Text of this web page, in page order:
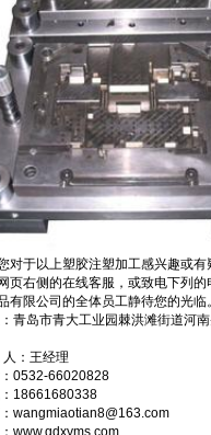
于以上塑胶注塑加工感兴趣或有
页右侧的在线客服，或致电下列的
有限公司的全体员工静待您的光临。
岛市青大工业园棘洪滩街道河南
：王经理
66020828